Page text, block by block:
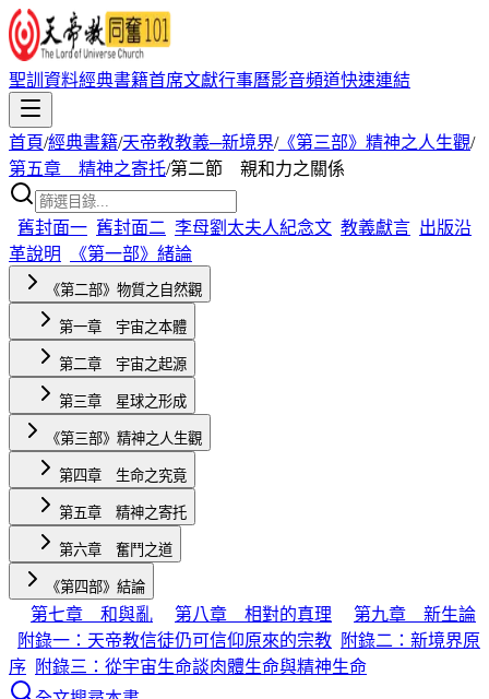
聖訓資料經典書籍首席文獻行事曆影音頻道快速連結
首頁/經典書籍/天帝教教義─新境界/《第三部》精神之人生觀/
第五章 精神之寄托/第二節 親和力之關係
舊封面一 舊封面二 李母劉太夫人紀念文 教義獻言 出版沿
革說明
《第一部》緒論
《第二部》物質之自然觀
第一章 宇宙之本體
第二章 宇宙之起源
第三章 星球之形成
《第三部》精神之人生觀
第四章 生命之究竟
第五章 精神之寄托
第六章 奮鬥之道
《第四部》結論
第七章 和與亂 第八章 相對的真理
第九章 新生論
附錄一：天帝教信徒仍可信仰原來的宗教
附錄二：新境界原
序
附錄三：從宇宙生命談肉體生命與精神生命